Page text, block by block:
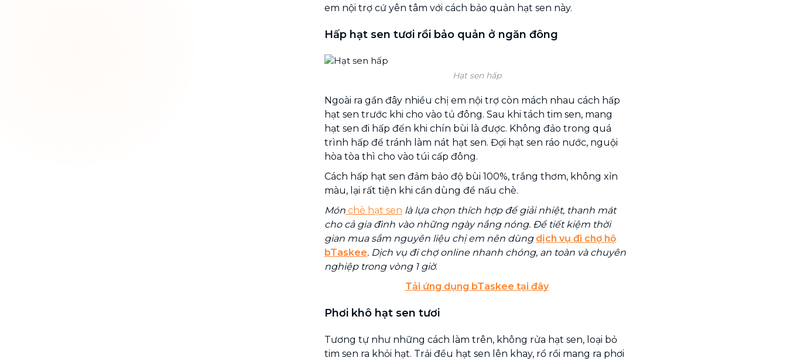
em nội trợ cứ yên tâm với cách bảo quản hạt sen này.
Hấp hạt sen tươi rồi bảo quản ở ngăn đông
Hạt sen hấp
Ngoài ra gần đây nhiều chị em nội trợ còn mách nhau cách hấp
hạt sen trước khi cho vào tủ đông. Sau khi tách tim sen, mang
hạt sen đi hấp đến khi chín bùi là được. Không đảo trong quá
trình hấp để tránh làm nát hạt sen. Đợi hạt sen ráo nước, nguội
hòa tòa thì cho vào túi cấp đông.
Cách hấp hạt sen đảm bảo độ bùi 100%, trắng thơm, không xỉn
màu, lại rất tiện khi cần dùng để nấu chè.
Món chè hạt sen là lựa chọn thích hợp để giải nhiệt, thanh mát
cho cả gia đình vào những ngày nắng nóng. Để tiết kiệm thời
gian mua sắm nguyên liệu chị em nên dùng dịch vụ đi chợ hộ
bTaskee. Dịch vụ đi chợ online nhanh chóng, an toàn và chuyên
nghiệp trong vòng 1 giờ.
Tải ứng dụng bTaskee tại đây
Phơi khô hạt sen tươi
Tương tự như những cách làm trên, không rửa hạt sen, loại bỏ
tim sen ra khỏi hạt. Trải đều hạt sen lên khay, rổ rồi mang ra phơi